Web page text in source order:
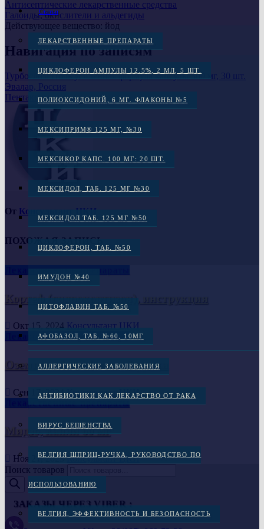
Статьи
ЛЕКАРСТВЕННЫЕ ПРЕПАРАТЫ
ЦИКЛОФЕРОН АМПУЛЫ 12.5%, 2 МЛ, 5 ШТ.
ПОЛИОКСИДОНИЙ, 6 МГ. ФЛАКОНЫ №5
МЕКСИПРИМ® 125 МГ, №30
МЕКСИКОР КАПС. 100 МГ: 20 ШТ.
МЕКСИДОЛ, ТАБ. 125 МГ №30
МЕКСИДОЛ ТАБ. 125 МГ №50
ЦИКЛОФЕРОН, ТАБ. №50
ИМУДОН №40
ЦИТОФЛАВИН ТАБ. №50
АФОБАЗОЛ, ТАБ. №60, 10МГ
АЛЛЕРГИЧЕСКИЕ ЗАБОЛЕВАНИЯ
АНТИБИОТИКИ КАК ЛЕКАРСТВО ОТ РАКА
ВИРУС БЕШЕНСТВА
ВЕЛГИЯ ШПРИЦ-РУЧКА, РУКОВОДСТВО ПО
ИСПОЛЬЗОВАНИЮ
ВЕЛГИЯ, ЭФФЕКТИВНОСТЬ И БЕЗОПАСНОСТЬ
Антисептические лекарственные средства
Галоиды, окислители и альдегиды
Действующее вещество: йод
Навигация по записям
Турбослим Ночь усиленная формула капсулы 300 мг, 30 шт.
Эвалар, Россия
Пентаксим
От Консультант ЦКИ
ПОХОЖАЯ ЗАПИСЬ
Кортеф (гидрокортизон), инструкция
Окт 15, 2024 Консультант ЦКИ
Лекарственные препараты
Оземпик, 1 мг, 4 дозы, 1 ручка
Сен 17, 2024Консультант ЦКИ
Лекарственные препараты
Мидзо, капли 60 мг
Ноя 21, 2023Консультант ЦКИ
Поиск товаров
ЗАКАЗЫ ЧЕРЕЗ VIBER :